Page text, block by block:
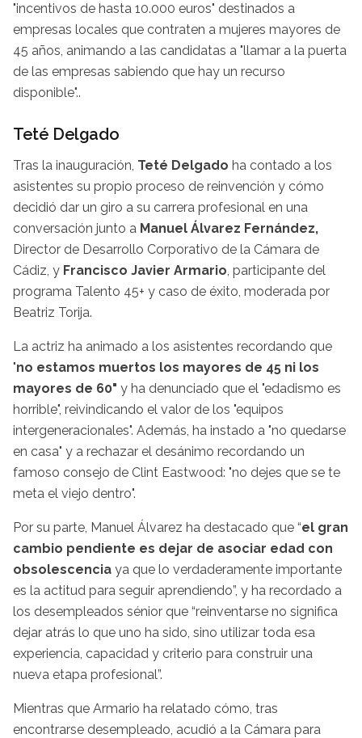
"incentivos de hasta 10.000 euros" destinados a
empresas locales que contraten a mujeres mayores de
45 años, animando a las candidatas a "llamar a la puerta
de las empresas sabiendo que hay un recurso
disponible"..
Teté Delgado
Tras la inauguración, Teté Delgado ha contado a los
asistentes su propio proceso de reinvención y cómo
decidió dar un giro a su carrera profesional en una
conversación junto a Manuel Álvarez Fernández,
Director de Desarrollo Corporativo de la Cámara de
Cádiz, y Francisco Javier Armario, participante del
programa Talento 45+ y caso de éxito, moderada por
Beatriz Torija.
La actriz ha animado a los asistentes recordando que
"no estamos muertos los mayores de 45 ni los
mayores de 60" y ha denunciado que el "edadismo es
horrible", reivindicando el valor de los "equipos
intergeneracionales". Además, ha instado a "no quedarse
en casa" y a rechazar el desánimo recordando un
famoso consejo de Clint Eastwood: "no dejes que se te
meta el viejo dentro".
Por su parte, Manuel Álvarez ha destacado que “el gran
cambio pendiente es dejar de asociar edad con
obsolescencia ya que lo verdaderamente importante
es la actitud para seguir aprendiendo”, y ha recordado a
los desempleados sénior que “reinventarse no significa
dejar atrás lo que uno ha sido, sino utilizar toda esa
experiencia, capacidad y criterio para construir una
nueva etapa profesional”.
Mientras que Armario ha relatado cómo, tras
encontrarse desempleado, acudió a la Cámara para